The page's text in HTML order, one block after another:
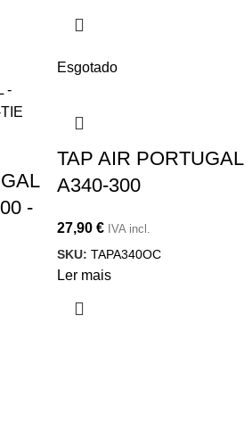
-
Esgotado
TAP AIR PORTUGAL
A340-300
27,90 € IVA incl.
SKU: TAPA340OC
Ler mais